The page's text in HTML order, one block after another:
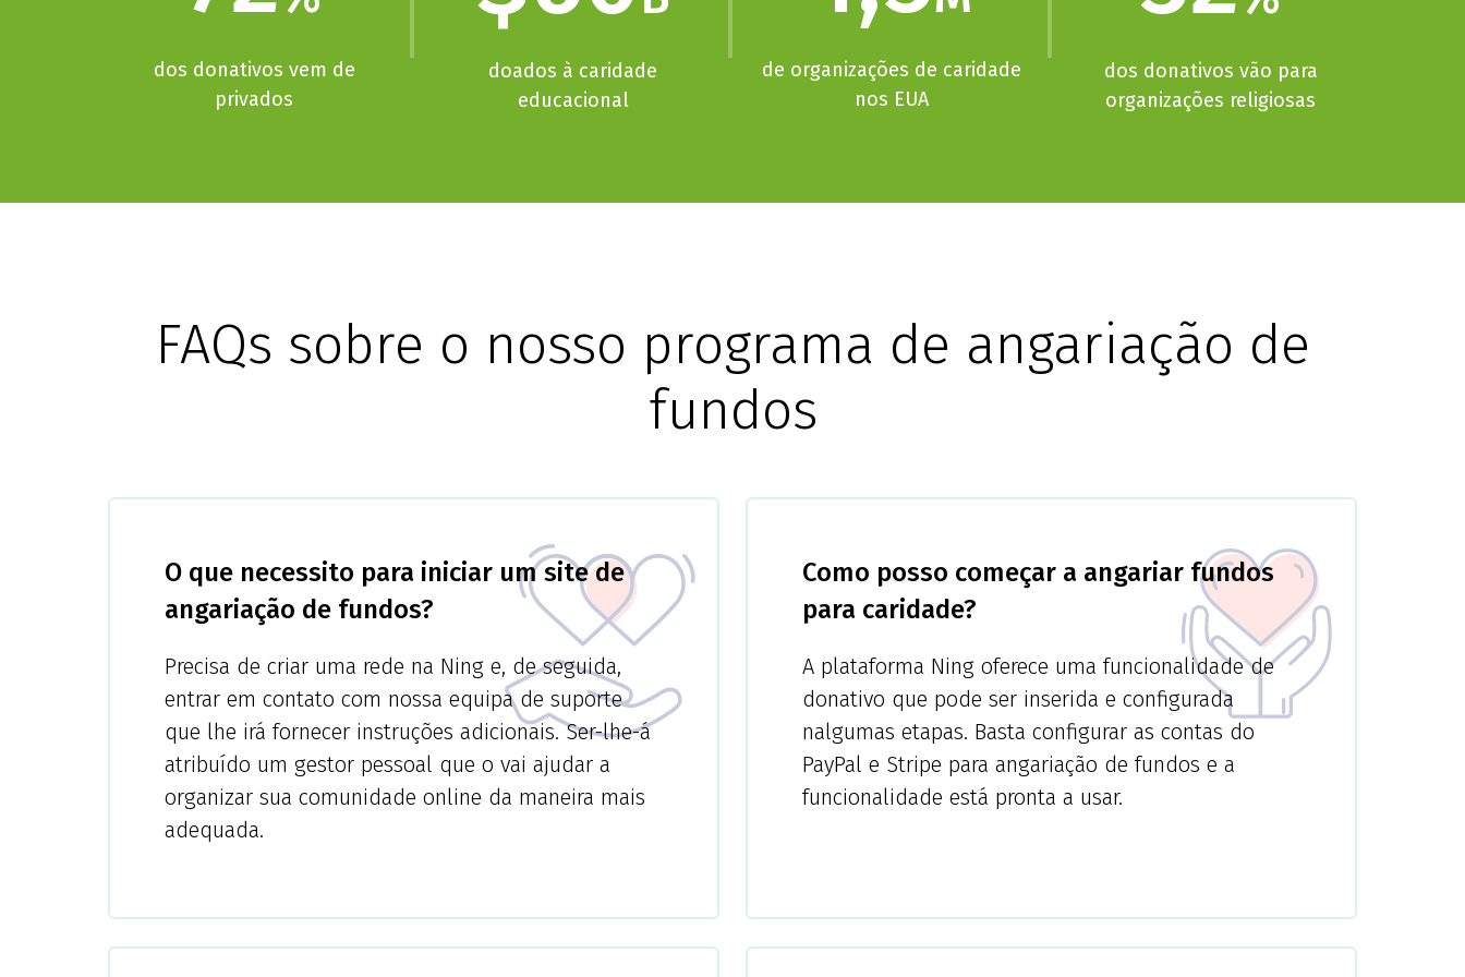
dos donativos vem de
privados
doados à caridade
educacional
de organizações de caridade
nos EUA
dos donativos vão para
organizações religiosas
FAQs sobre o nosso programa de angariação de
fundos
O que necessito para iniciar um site de
angariação de fundos?
Precisa de criar uma rede na Ning e, de seguida,
entrar em contato com nossa equipa de suporte
que lhe irá fornecer instruções adicionais. Ser-lhe-á
atribuído um gestor pessoal que o vai ajudar a
organizar sua comunidade online da maneira mais
adequada.
Como posso começar a angariar fundos
para caridade?
A plataforma Ning oferece uma funcionalidade de
donativo que pode ser inserida e configurada
nalgumas etapas. Basta configurar as contas do
PayPal e Stripe para angariação de fundos e a
funcionalidade está pronta a usar.